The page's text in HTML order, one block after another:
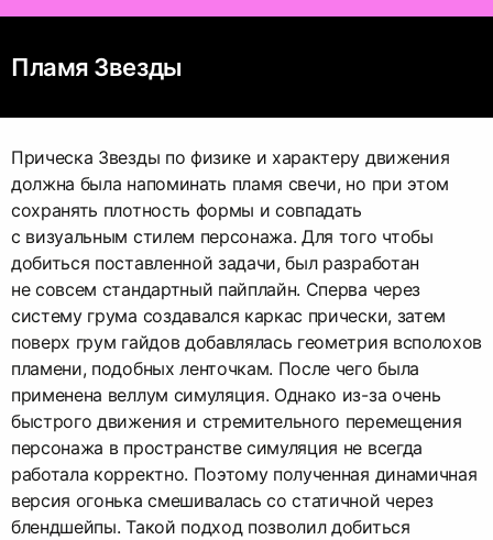
Пламя Звезды
Прическа Звезды по физике и характеру движения
должна была напоминать пламя свечи, но при этом
сохранять плотность формы и совпадать
с визуальным стилем персонажа. Для того чтобы
добиться поставленной задачи, был разработан
не совсем стандартный пайплайн. Сперва через
систему грума создавался каркас прически, затем
поверх грум гайдов добавлялась геометрия всполохов
пламени, подобных ленточкам. После чего была
применена веллум симуляция. Однако из-за очень
быстрого движения и стремительного перемещения
персонажа в пространстве симуляция не всегда
работала корректно. Поэтому полученная динамичная
версия огонька смешивалась со статичной через
блендшейпы. Такой подход позволил добиться